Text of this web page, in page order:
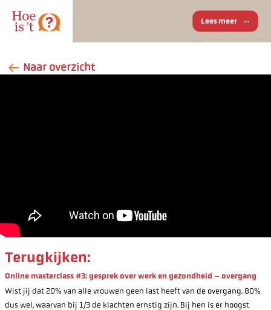
Lees meer
Naar overzicht
Terugkijken:
Online masterclass #3: gesprek over werk en gezondheid – overgang
Wist jij dat 20% van alle vrouwen geen last heeft van de overgang. 80%
dus wel, waarvan bij 1/3 de klachten ernstig zijn. Bij hen is er hoogst